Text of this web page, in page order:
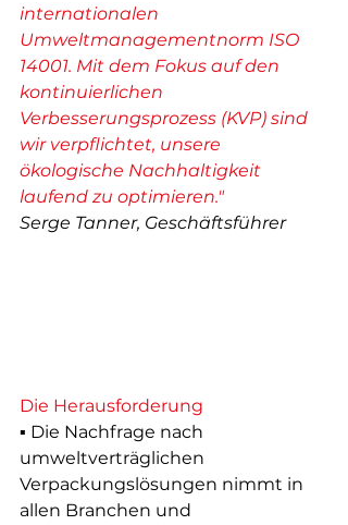
internationalen
Umweltmanagementnorm ISO
14001. Mit dem Fokus auf den
kontinuierlichen
Verbesserungsprozess (KVP) sind
wir verpflichtet, unsere
ökologische Nachhaltigkeit
laufend zu optimieren."
Serge Tanner, Geschäftsführer
Die Herausforderung
▪ Die Nachfrage nach
umweltverträglichen
Verpackungslösungen nimmt in
allen Branchen und